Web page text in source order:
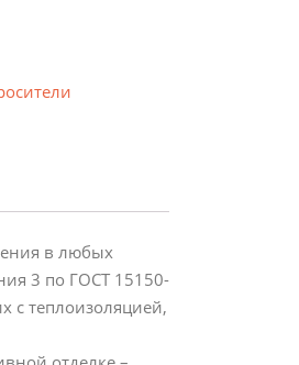
в любых
3 по ГОСТ 15150-
с теплоизоляцией,